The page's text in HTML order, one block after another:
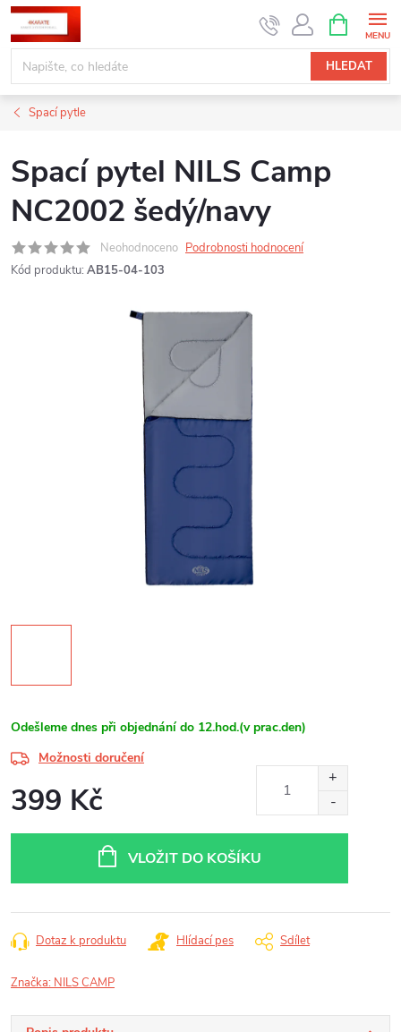
Přejít
na
obsah
HLEDAT
NÁKUPNÍ
KOŠÍK
Spací pytle
Spací pytel NILS Camp
NC2002 šedý/navy
Neohodnoceno Podrobnosti hodnocení
Kód produktu: AB15-04-103
Odešleme dnes při objednání do 12.hod.(v prac.den)
Možnosti doručení
399 Kč
VLOŽIT DO KOŠÍKU
Dotaz k produktu Hlídací pes Sdílet
Značka: NILS CAMP